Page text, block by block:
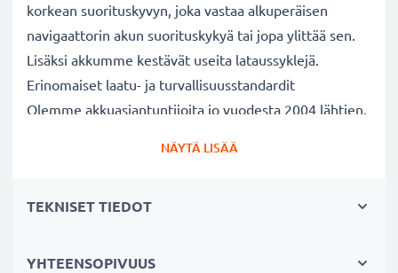
korkean suorituskyvyn, joka vastaa alkuperäisen
navigaattorin akun suorituskykyä tai jopa ylittää sen.
Lisäksi akkumme kestävät useita lataussyklejä.
Erinomaiset laatu- ja turvallisuusstandardit
Olemme akkuasiantuntijoita jo vuodesta 2004 lähtien.
Kestävä valinta
Fiksumpi, edullisempi ja ympäristöystävällisempi
NÄYTÄ LISÄÄ
TEKNISET TIEDOT
YHTEENSOPIVUUS